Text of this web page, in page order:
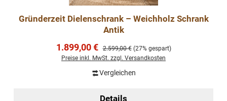
Gründerzeit Dielenschrank – Weichholz Schrank
Antik
Verkaufspreis:
1.899,00 € Regulärer Preis:
2.599,00 € (27% gespart)
Preise inkl. MwSt. zzgl. Versandkosten
Vergleichen
Details